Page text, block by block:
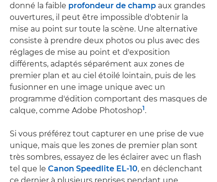
donné la faible profondeur de champ aux grandes
ouvertures, il peut être impossible d'obtenir la
mise au point sur toute la scène. Une alternative
consiste à prendre deux photos ou plus avec des
réglages de mise au point et d'exposition
différents, adaptés séparément aux zones de
premier plan et au ciel étoilé lointain, puis de les
fusionner en une image unique avec un
programme d'édition comportant des masques de
calque, comme Adobe Photoshop1.
Si vous préférez tout capturer en une prise de vue
unique, mais que les zones de premier plan sont
très sombres, essayez de les éclairer avec un flash
tel que le Canon Speedlite EL-10, en déclenchant
ce dernier à plusieurs reprises pendant une